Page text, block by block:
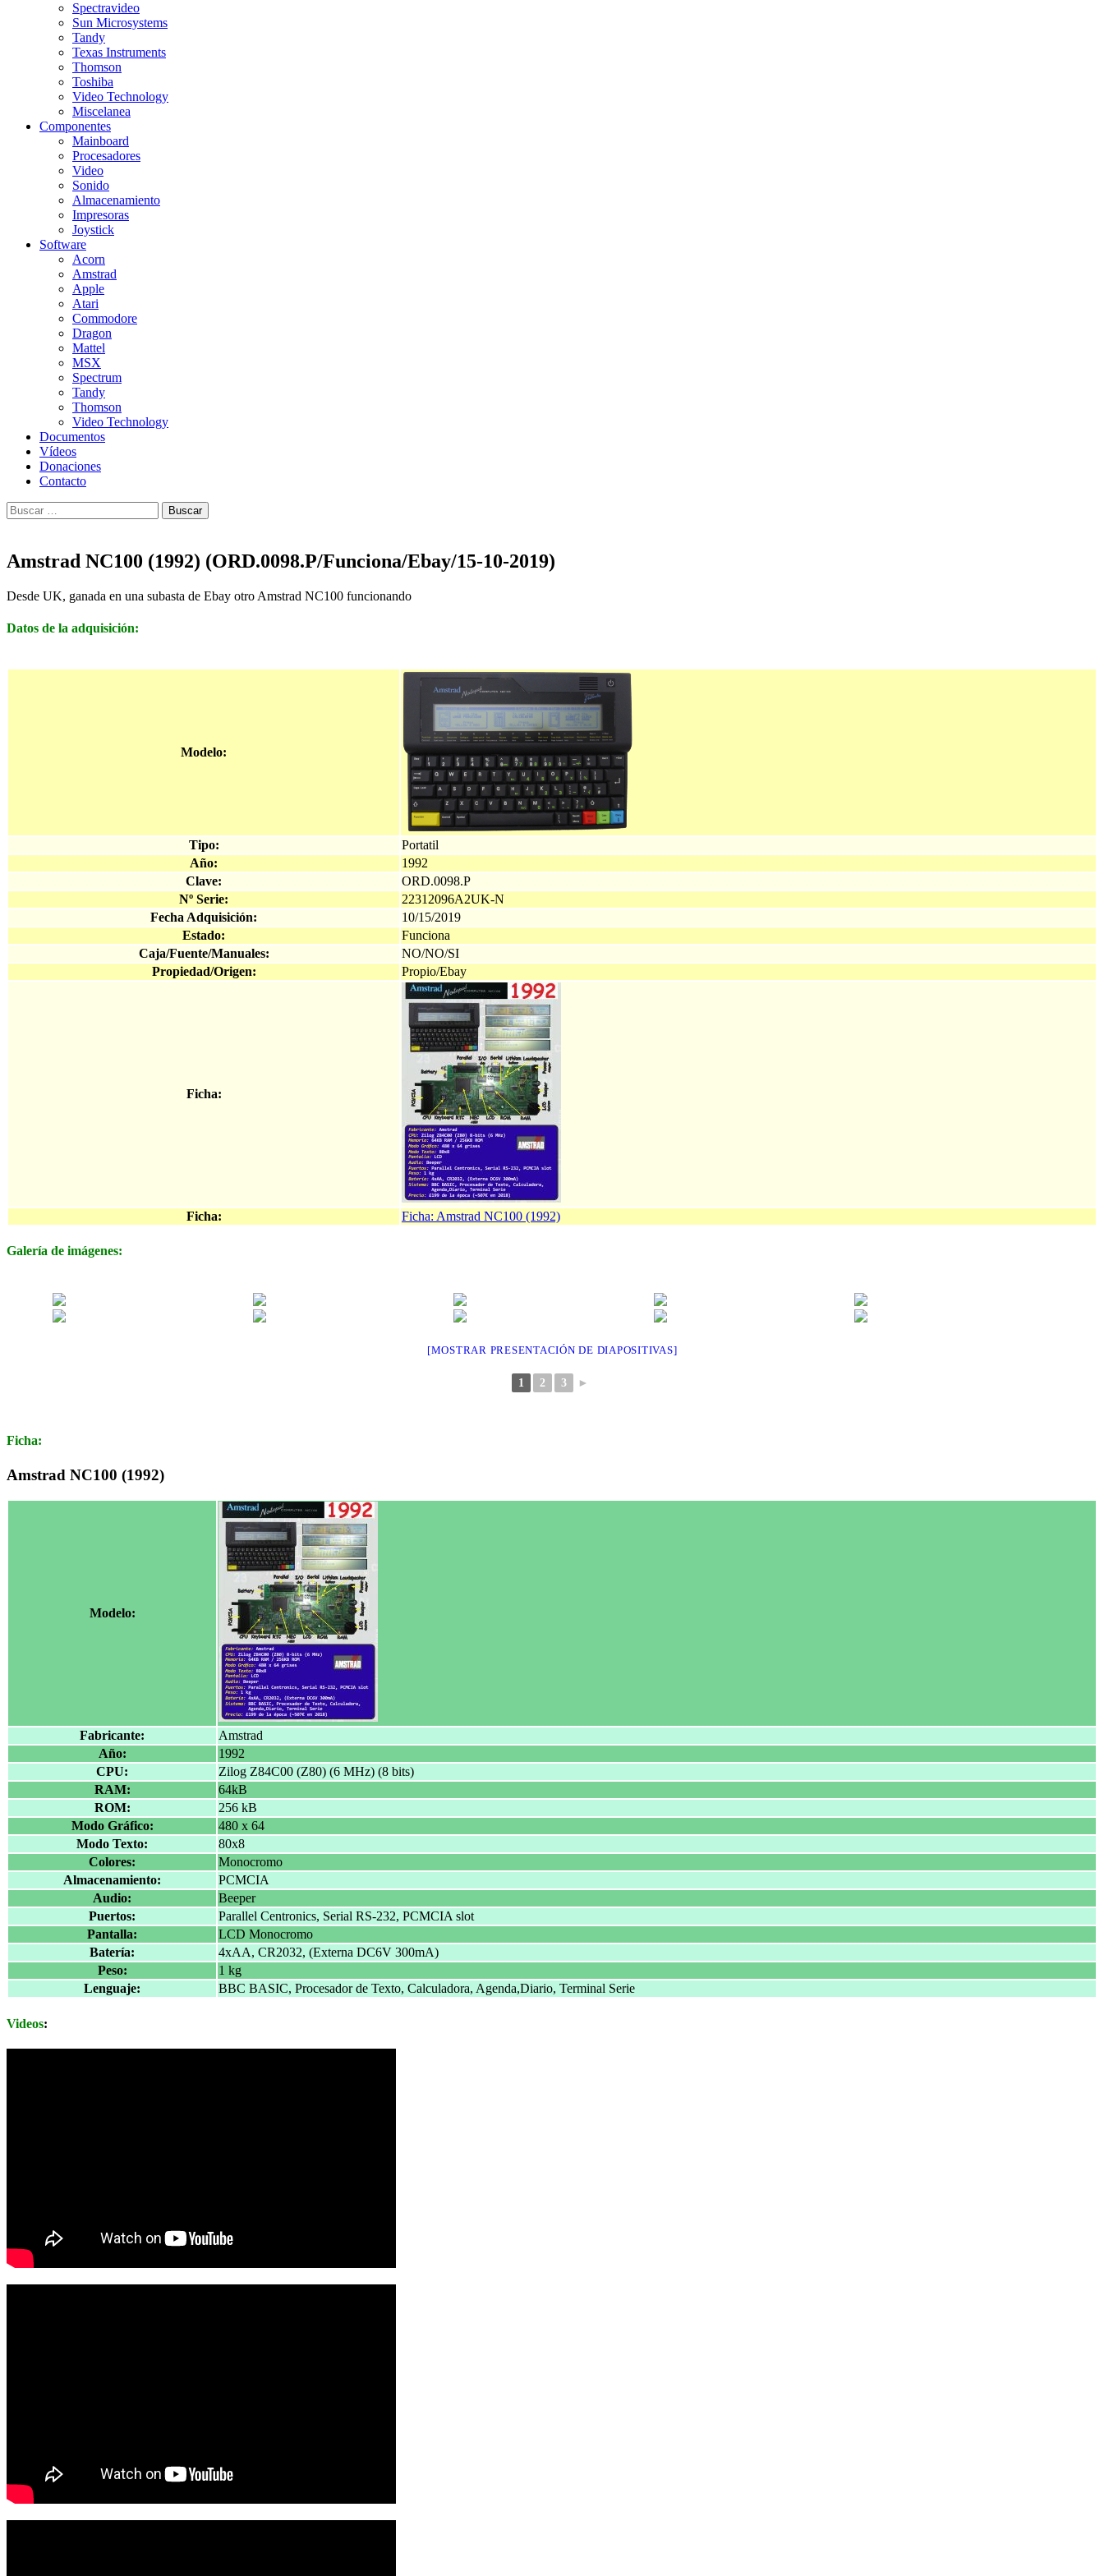
Spectravideo
Sun Microsystems
Tandy
Texas Instruments
Thomson
Toshiba
Video Technology
Miscelanea
Componentes
Mainboard
Procesadores
Video
Sonido
Almacenamiento
Impresoras
Joystick
Software
Acorn
Amstrad
Apple
Atari
Commodore
Dragon
Mattel
MSX
Spectrum
Tandy
Thomson
Video Technology
Documentos
Vídeos
Donaciones
Contacto
Buscar:
Amstrad NC100 (1992) (ORD.0098.P/Funciona/Ebay/15-10-2019)
Desde UK, ganada en una subasta de Ebay otro Amstrad NC100 funcionando
Datos de la adquisición:
Modelo:
Tipo:
Portatil
Año:
1992
Clave:
ORD.0098.P
Nº Serie:
22312096A2UK-N
Fecha Adquisición:
10/15/2019
Estado:
Funciona
Caja/Fuente/Manuales:
NO/NO/SI
Propiedad/Origen:
Propio/Ebay
Ficha:
Ficha: Ficha: Amstrad NC100 (1992)
Galería de imágenes:
[MOSTRAR PRESENTACIÓN DE DIAPOSITIVAS]
1 2 3 ►
Ficha:
Amstrad NC100 (1992)
Modelo:
Fabricante:
Amstrad
Año:
1992
CPU:
Zilog Z84C00 (Z80) (6 MHz) (8 bits)
RAM:
64kB
ROM:
256 kB
Modo Gráfico:
480 x 64
Modo Texto:
80x8
Colores:
Monocromo
Almacenamiento:
PCMCIA
Audio:
Beeper
Puertos:
Parallel Centronics, Serial RS-232, PCMCIA slot
Pantalla:
LCD Monocromo
Batería:
4xAA, CR2032, (Externa DC6V 300mA)
Peso:
1 kg
Lenguaje:
BBC BASIC, Procesador de Texto, Calculadora, Agenda,Diario, Terminal Serie
Videos: